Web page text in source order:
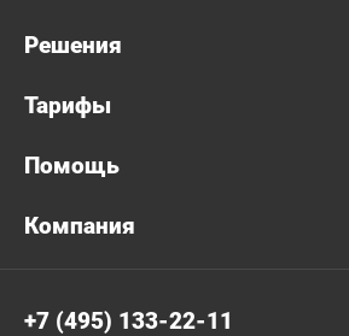
Решения
Тарифы
Помощь
Компания
+7 (495) 133-22-11